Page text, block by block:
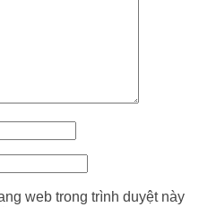
web trong trình duyệt này